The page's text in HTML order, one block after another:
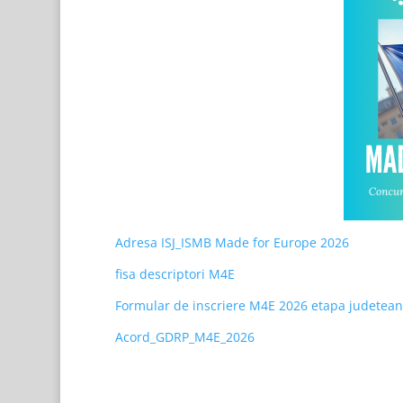
Adresa ISJ_ISMB Made for Europe 2026
fisa descriptori M4E
Formular de inscriere M4E 2026 etapa
Acord_GDRP_M4E_2026